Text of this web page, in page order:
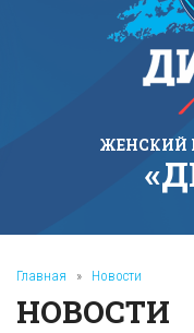
ЖЕНСКИЙ
Главная » Новости
НОВОСТИ